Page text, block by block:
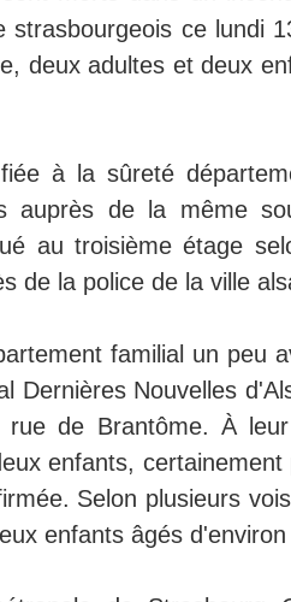
strasbourgeois ce lundi
deux adultes et deux
à la sûreté
auprès de la même
au troisième étage
de la police de la ville
familial un peu
Dernières Nouvelles
de Brantôme. À
enfants,
Selon plusieurs
enfants âgés